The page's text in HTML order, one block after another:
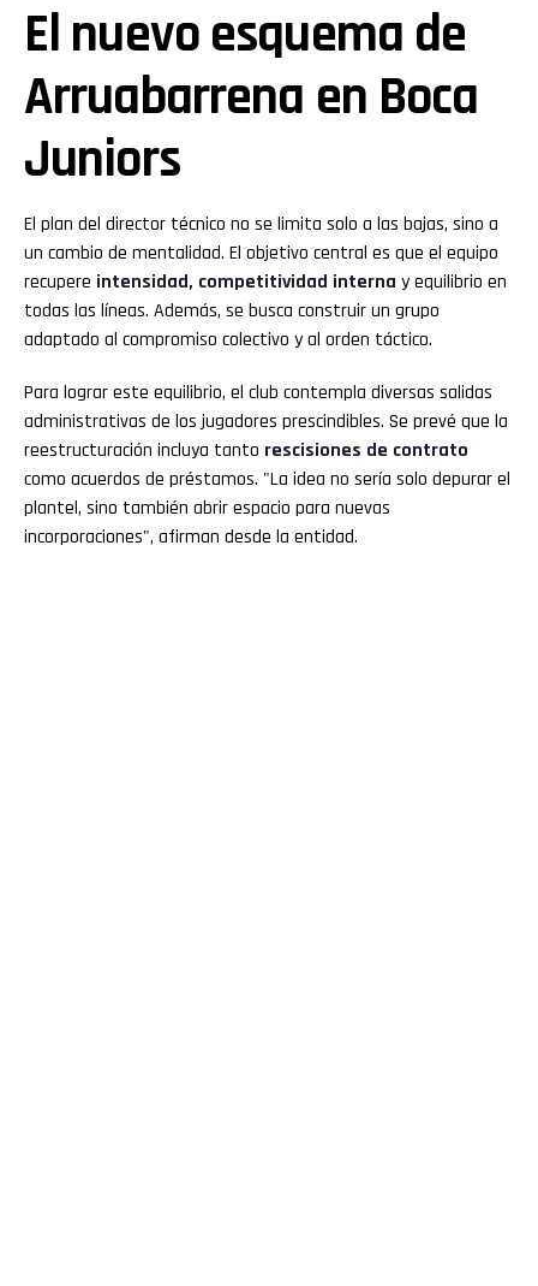
El nuevo esquema de
Arruabarrena en Boca
Juniors
El plan del director técnico no se limita solo a las bajas, sino a
un cambio de mentalidad. El objetivo central es que el equipo
recupere intensidad, competitividad interna y equilibrio en
todas las líneas. Además, se busca construir un grupo
adaptado al compromiso colectivo y al orden táctico.
Para lograr este equilibrio, el club contempla diversas salidas
administrativas de los jugadores prescindibles. Se prevé que la
reestructuración incluya tanto rescisiones de contrato
como acuerdos de préstamos. "La idea no sería solo depurar el
plantel, sino también abrir espacio para nuevas
incorporaciones", afirman desde la entidad.